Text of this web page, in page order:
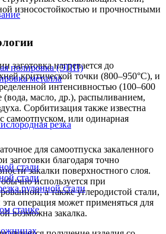
полировка (ЭПП)
металла
резка
стали
стали
рулонной стали
станке
износостойкостью и прочностными
заготовка нагревается до
критической точки (800–950°C), и
интенсивностью (100–600
масло, др.), распыливанием,
Сорбитизация также известна
самоотпуском, или одинарная
для самоотпуска закаленного
заготовки благодаря точно
закалки поверхностного слоя.
используется при
а также углеродистой стали,
операция может применяться для
возможна закалка.